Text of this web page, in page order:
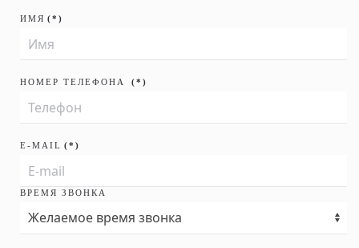
ИМЯ (*)
НОМЕР ТЕЛЕФОНА (*)
E-MAIL (*)
ВРЕМЯ ЗВОНКА